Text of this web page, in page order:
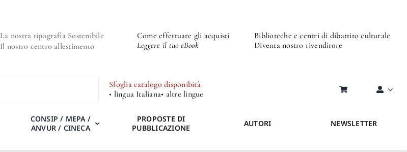
La nostra tipografia Sostenibile
Il nostro centro allestimento
Come effettuare gli acquisti
Leggere il tuo eBook
Biblioteche e centri di dibattito culturale
Diventa nostro rivenditore
Sfoglia catalogo disponibità
• lingua Italiana• altre lingue
CONSIP / MEPA /
ANVUR / CINECA
PROPOSTE DI
PUBBLICAZIONE
AUTORI NEWSLETTER